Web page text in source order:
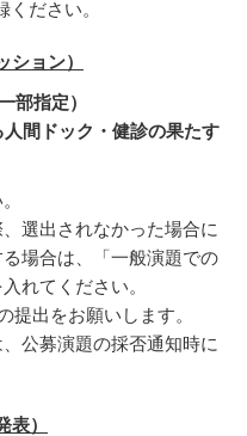
ください。
ョン）
部指定）
人間ドック・健診の果たす
選出されなかった場合に
場合は、「一般演題での
れてください。
提出をお願いします。
公募演題の採否通知時に
）